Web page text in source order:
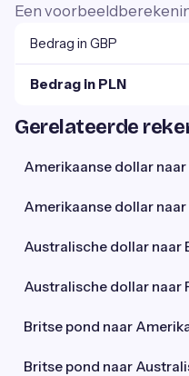
Een
Bedrag in GBP
Bedrag in PLN
Gerelateerde
Amerikaanse dollar
Amerikaanse dollar
Australische dollar naar
Australische dollar naar
Britse pond naar
Britse pond naar